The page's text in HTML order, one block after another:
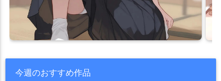
今週のおすすめ作品